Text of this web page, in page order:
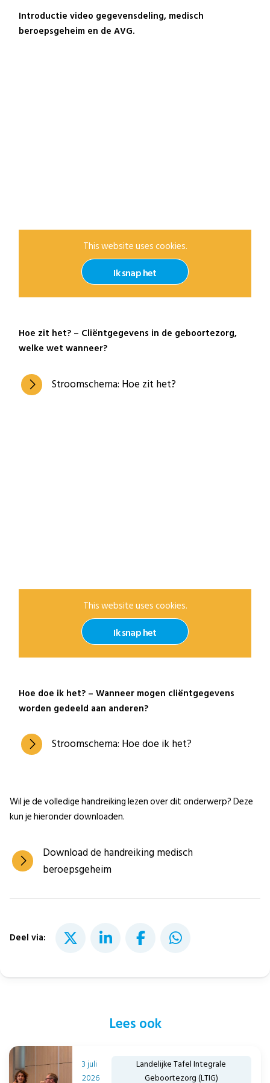
Introductie video gegevensdeling, medisch
beroepsgeheim en de AVG.
This website uses cookies.
Ik snap het
Hoe zit het? – Cliëntgegevens in de geboortezorg,
welke wet wanneer?
Stroomschema: Hoe zit het?
This website uses cookies.
Ik snap het
Hoe doe ik het? – Wanneer mogen cliëntgegevens
worden gedeeld aan anderen?
Stroomschema: Hoe doe ik het?
Wil je de volledige handreiking lezen over dit onderwerp? Deze
kun je hieronder downloaden.
Download de handreiking medisch
beroepsgeheim
Deel via:
Lees ook
3 juli
2026
Landelijke Tafel Integrale
Geboortezorg (LTIG)